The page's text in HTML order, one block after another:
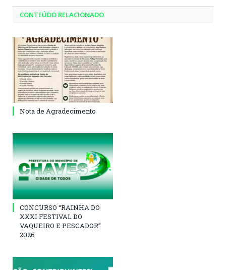
CONTEÚDO RELACIONADO
Nota de Agradecimento
CONCURSO “RAINHA DO
XXXI FESTIVAL DO
VAQUEIRO E PESCADOR”
2026